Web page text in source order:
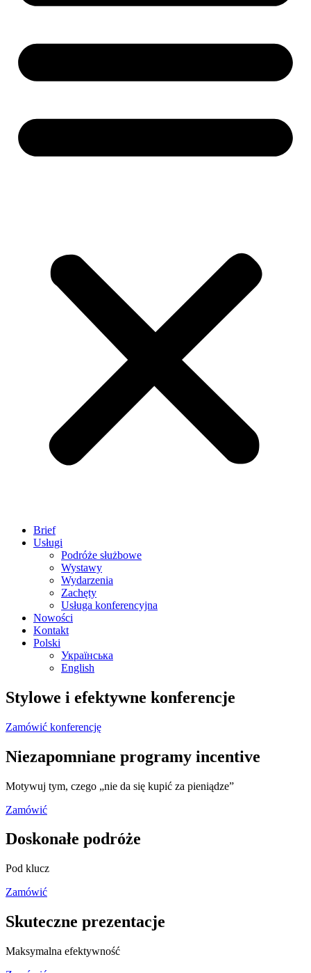
Brief
Usługi
Podróże służbowe
Wystawy
Wydarzenia
Zachęty
Usługa konferencyjna
Nowości
Kontakt
Polski
Українська
English
Stylowe i efektywne konferencje
Zamówić konferencję
Niezapomniane programy incentive
Motywuj tym, czego „nie da się kupić za pieniądze”
Zamówić
Doskonałe podróże
Pod klucz
Zamówić
Skuteczne prezentacje
Maksymalna efektywność